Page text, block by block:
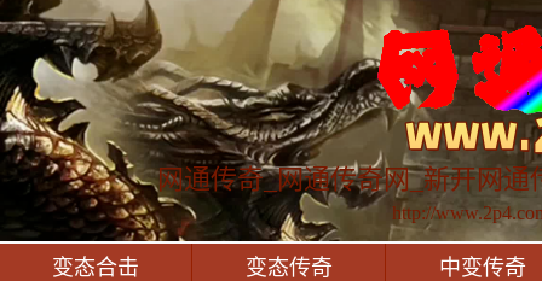
网通传奇_网通传奇网_新开网通
http://
变态合击 变态传奇 中变传奇